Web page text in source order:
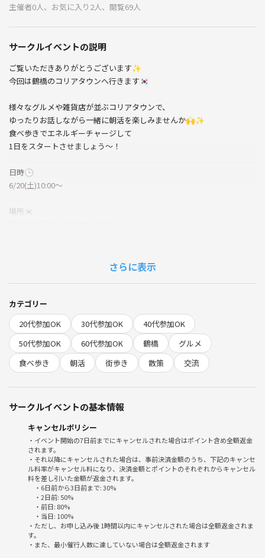
主催者0人、お気に入り2人、閲覧69人
サークルイベントの説明
ご覧いただきありがとうございます✨️
今回は鶴橋のコリアタウンへ行きます🇰🇷
様々なグルメや雑貨店が並ぶコリアタウンで、
ゆったりお話しながら一緒に朝活を楽しみませんか🙌✨️
食べ歩きでエネルギーチャージして
1日をスタートさせましょう〜！
日時🕒
6/20(土)10:00〜
場所🇰🇷
・グルメマーケットを楽しみたい方
・朝活がしたい方
・新しいお友達を作りたい方など
おひとり様でのご参加も大歓迎です☺️
ぜひお気軽にご連絡ください✨
だけますと幸いです。
さらに表示
カテゴリー
20代参加OK
30代参加OK
40代参加OK
50代参加OK
60代参加OK 鶴橋
グルメ
食べ歩き
朝活 街歩き 散策 交流
サークルイベントの基本情報
キャンセルポリシー
・イベント開始の7日前までにキャンセルされた場合はポイント含め全額返金
されます。
・それ以降にキャンセルされた場合は、事前決済金額のうち、下記のキャンセ
ル料率がキャンセル料になり、決済金額とポイントのそれぞれからキャンセル
料を差し引いた金額が返金されます。
・6日前から3日前まで: 30%
・2日前: 50%
・前日: 80%
・当日: 100%
・ただし、お申し込み後 1時間以内にキャンセルされた場合は全額返金されま
す。
・また、最小催行人数に達していない場合は全額返金されます